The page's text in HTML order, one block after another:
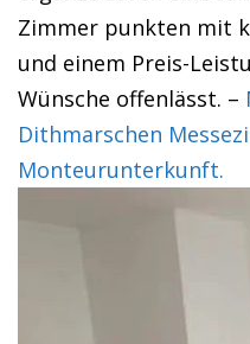
Zimmer punkten mit
und einem Preis-
Wünsche offenlässt. –
Dithmarschen
Monteurunterkunft.